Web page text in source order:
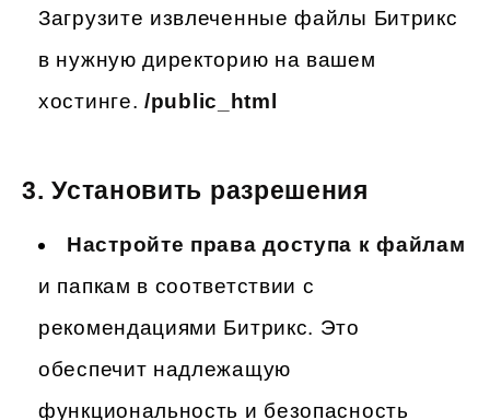
Загрузите извлеченные файлы Битрикс
в нужную директорию на вашем
хостинге. /public_html
3.Установить разрешения
Настройте права доступа к файлам
и папкам в соответствии с
рекомендациями Битрикс. Это
обеспечит надлежащую
функциональность и безопасность